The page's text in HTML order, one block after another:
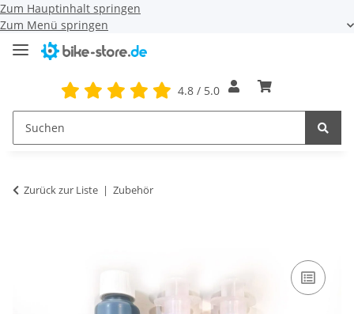
Zum Hauptinhalt springen
Zum Menü springen
4.8 / 5.0
Zurück zur Liste Zubehör